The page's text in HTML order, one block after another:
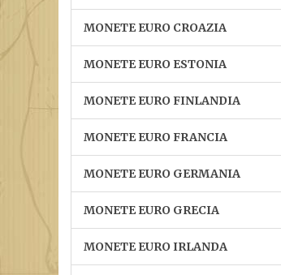
MONETE EURO CROAZIA
MONETE EURO ESTONIA
MONETE EURO FINLANDIA
MONETE EURO FRANCIA
MONETE EURO GERMANIA
MONETE EURO GRECIA
MONETE EURO IRLANDA